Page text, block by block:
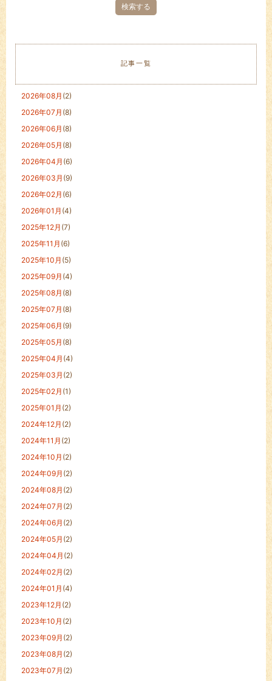
記事一覧
2026年08月 (2)
2026年07月 (8)
2026年06月 (8)
2026年05月 (8)
2026年04月 (6)
2026年03月 (9)
2026年02月 (6)
2026年01月 (4)
2025年12月 (7)
2025年11月 (6)
2025年10月 (5)
2025年09月 (4)
2025年08月 (8)
2025年07月 (8)
2025年06月 (9)
2025年05月 (8)
2025年04月 (4)
2025年03月 (2)
2025年02月 (1)
2025年01月 (2)
2024年12月 (2)
2024年11月 (2)
2024年10月 (2)
2024年09月 (2)
2024年08月 (2)
2024年07月 (2)
2024年06月 (2)
2024年05月 (2)
2024年04月 (2)
2024年02月 (2)
2024年01月 (4)
2023年12月 (2)
2023年10月 (2)
2023年09月 (2)
2023年08月 (2)
2023年07月 (2)